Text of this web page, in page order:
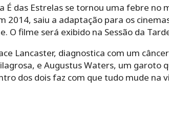
É das Estrelas se tornou uma febre
2014, saiu a adaptação para os
O filme será exibido na Sessão da
Lancaster, diagnostica com um
e Augustus Waters, um garoto
dos dois faz com que tudo mude na